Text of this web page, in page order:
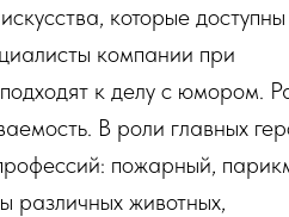
которые доступны
компании при
к делу с юмором.
В роли главных
пожарный,
различных животных,